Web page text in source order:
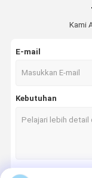
Kami
E-mail
Kebutuhan